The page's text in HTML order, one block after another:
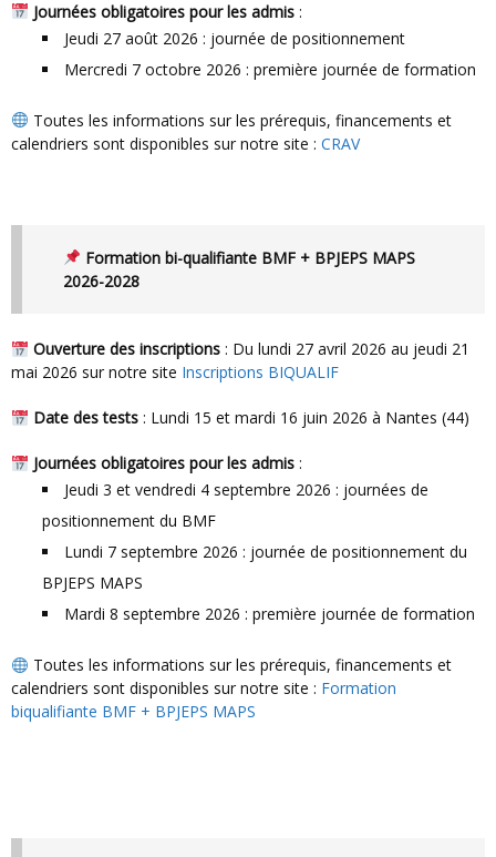
Journées obligatoires pour les admis:
Jeudi 27 août 2026 : journée de positionnement
Mercredi 7 octobre 2026 : première journée de formation
Toutes les informations sur les prérequis, financements et
calendriers sont disponibles sur notre site : CRAV
Formation bi-qualifiante BMF + BPJEPS MAPS
2026-2028
Ouverture des inscriptions : Du lundi 27 avril 2026 au jeudi 21
mai 2026 sur notre site Inscriptions BIQUALIF
Date des tests: Lundi 15 et mardi 16 juin 2026 à Nantes (44)
Journées obligatoires pour les admis:
Jeudi 3 et vendredi 4 septembre 2026 : journées de
positionnement du BMF
Lundi 7 septembre 2026 : journée de positionnement du
BPJEPS MAPS
Mardi 8 septembre 2026 : première journée de formation
Toutes les informations sur les prérequis, financements et
calendriers sont disponibles sur notre site : Formation
biqualifiante BMF + BPJEPS MAPS